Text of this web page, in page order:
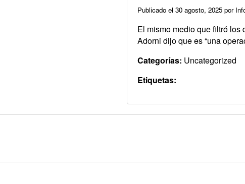
Publicado el 30 agosto, 2025 por
El mismo medio que filtró
Adorni dijo que es “una
Categorías: Uncategorized
Etiquetas: